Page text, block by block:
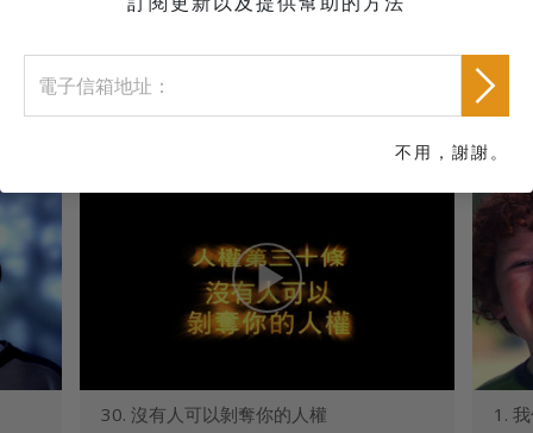
30. 沒有人可以剝奪你的人權 1.
不用，謝謝。